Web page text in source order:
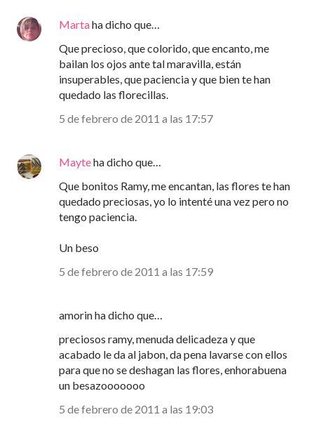
Martaha dicho que…
Que precioso, que colorido, que encanto, me
bailan los ojos ante tal maravilla, están
insuperables, que paciencia y que bien te han
quedado las florecillas.
5 de febrero de 2011 a las 17:57
Mayteha dicho que…
Que bonitos Ramy, me encantan, las flores te han
quedado preciosas, yo lo intenté una vez pero no
tengo paciencia.
Un beso
5 de febrero de 2011 a las 17:59
amorin ha dicho que…
preciosos ramy, menuda delicadeza y que
acabado le da al jabon, da pena lavarse con ellos
para que no se deshagan las flores, enhorabuena
un besazooooooo
5 de febrero de 2011 a las 19:03